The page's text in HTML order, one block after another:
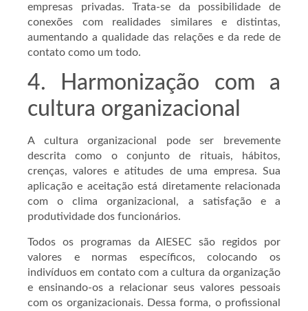
empresas privadas. Trata-se da possibilidade de
conexões com realidades similares e distintas,
aumentando a qualidade das relações e da rede de
contato como um todo.
4. Harmonização com a
cultura organizacional
A cultura organizacional pode ser brevemente
descrita como o conjunto de rituais, hábitos,
crenças, valores e atitudes de uma empresa. Sua
aplicação e aceitação está diretamente relacionada
com o clima organizacional, a satisfação e a
produtividade dos funcionários.
Todos os programas da AIESEC são regidos por
valores e normas específicos, colocando os
indivíduos em contato com a cultura da organização
e ensinando-os a relacionar seus valores pessoais
com os organizacionais. Dessa forma, o profissional